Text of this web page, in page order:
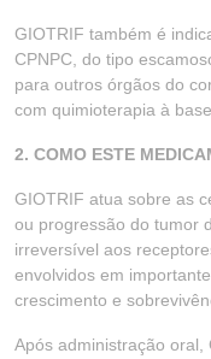
GIOTRIF também é
CPNPC, do tipo
para outros órgãos do
com quimioterapia à
2. COMO ESTE
GIOTRIF atua sobre as
ou progressão do tumor
irreversível aos
envolvidos em
crescimento e
Após administração